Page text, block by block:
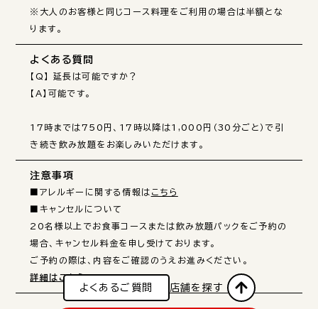
※大人のお客様と同じコース料理をご利用の場合は半額とな
ります。
よくある質問
【Q】 延長は可能ですか？
【A】可能です。
17時までは750円、17時以降は1,000円（30分ごと）で引
き続き飲み放題をお楽しみいただけます。
注意事項
■アレルギーに関する情報は こちら
■キャンセルについて
20名様以上でお食事コースまたは飲み放題パックをご予約の
場合、キャンセル料金を申し受けております。
詳細はこちら
よくあるご質問 店舗を探す